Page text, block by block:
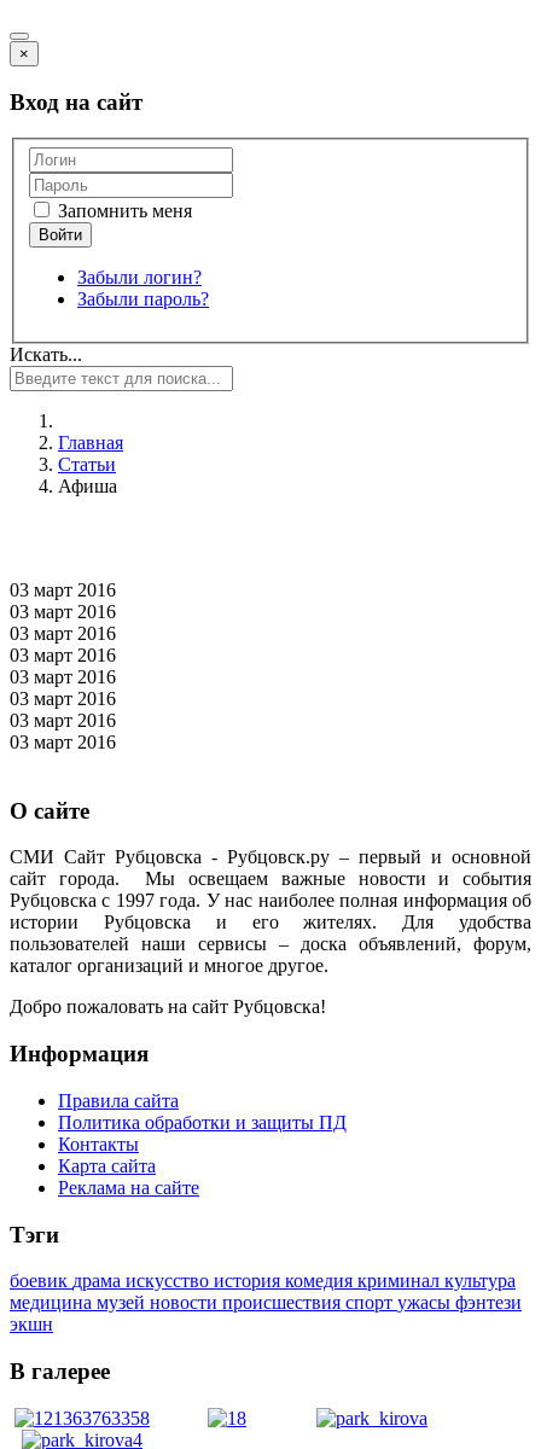
×
Вход на сайт
Запомнить меня
Забыли логин?
Забыли пароль?
Искать...
Главная
Статьи
Афиша
03 март 2016
03 март 2016
03 март 2016
03 март 2016
03 март 2016
03 март 2016
03 март 2016
03 март 2016
О сайте
СМИ Сайт Рубцовска - Рубцовск.ру – первый и основной
сайт города. Мы освещаем важные новости и события
Рубцовска с 1997 года. У нас наиболее полная информация об
истории Рубцовска и его жителях. Для удобства
пользователей наши сервисы – доска объявлений, форум,
каталог организаций и многое другое.
Добро пожаловать на сайт Рубцовска!
Информация
Правила сайта
Политика обработки и защиты ПД
Контакты
Карта сайта
Реклама на сайте
Тэги
боевик драма искусство история комедия криминал культура
медицина музей новости происшествия спорт ужасы фэнтези
экшн
В галерее